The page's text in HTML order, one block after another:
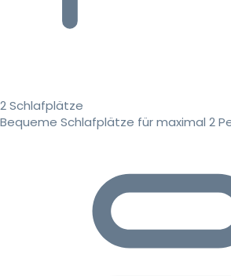
2 Schlafplätze
Bequeme Schlafplätze für maximal 2